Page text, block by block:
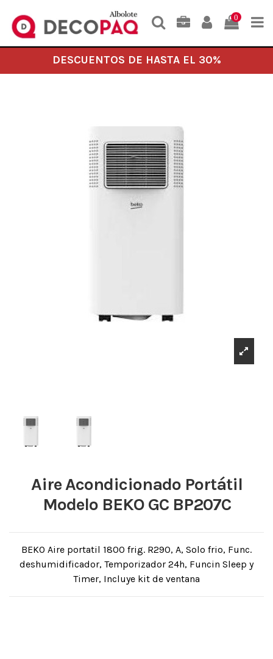
0
DESCUENTOS DE HASTA EL 30%
Aire Acondicionado Portátil
Modelo BEKO GC BP207C
BEKO Aire portatil 1800 frig. R290, A, Solo frio, Func.
deshumidificador, Temporizador 24h, Funcin Sleep y
Timer, Incluye kit de ventana